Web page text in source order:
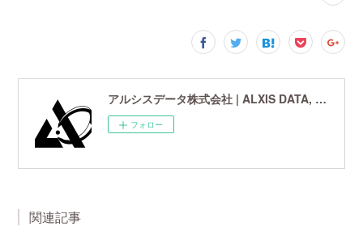
アルシスデータ株式会社 | ALXIS DATA, Inc. | 世界最先端の画像鮮鋭化技術研究開発企業
フォロー
関連記事